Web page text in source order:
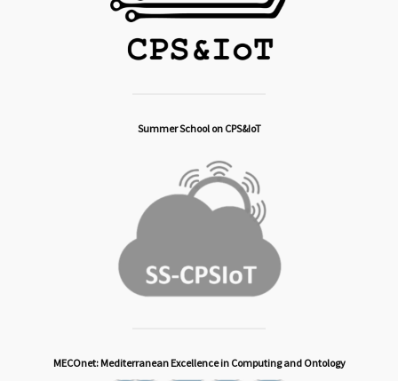
Summer School on CPS&IoT
MECOnet: Mediterranean Excellence in Computing and Ontology